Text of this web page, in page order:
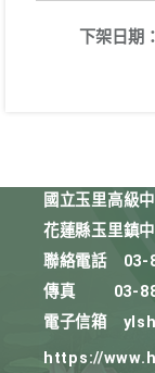
下架日期：
國立玉里高級
花蓮縣玉里鎮
聯絡電話
03-
傳真
03-
電子信箱
https://